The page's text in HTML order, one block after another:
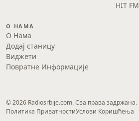
HIT FM
О НАМА
О Нама
Додај станицу
Виджети
Повратне Информације
© 2026 Radiosrbije.com. Сва права задржана.
Политика ПриватностиУслови Коришћења